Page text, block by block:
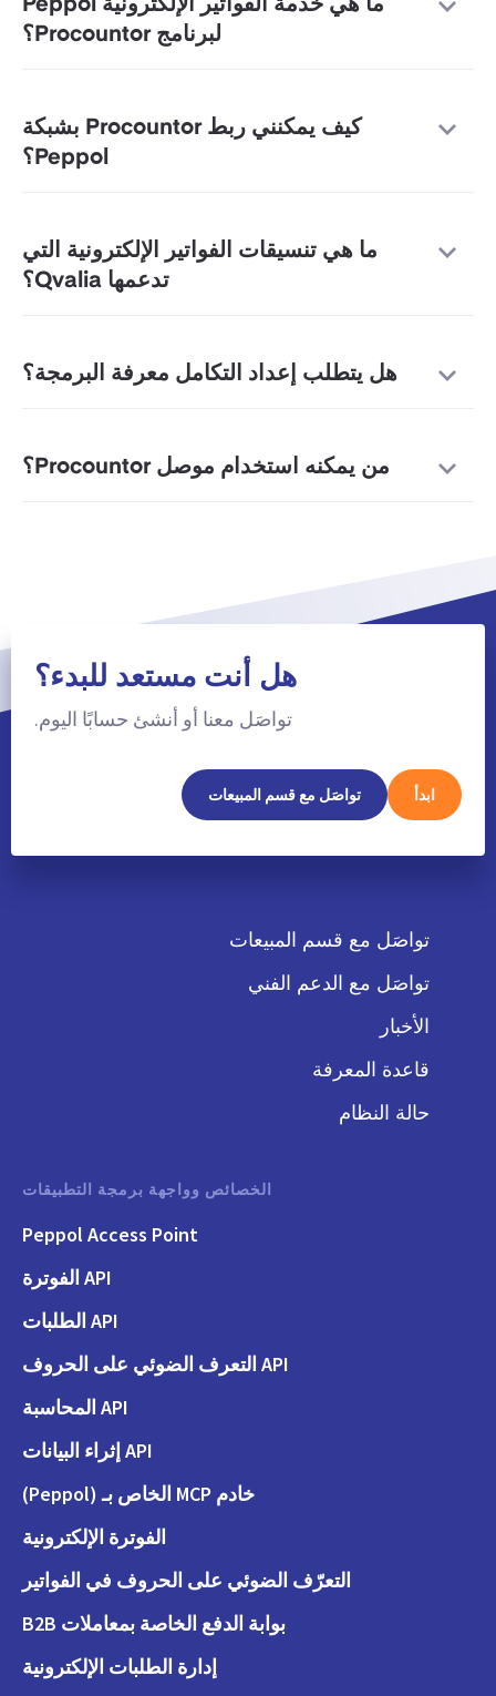
ما هي خدمة الفواتير الإلكترونية Peppol
لبرنامج Procountor؟
كيف يمكنني ربط Procountor بشبكة
Peppol؟
ما هي تنسيقات الفواتير الإلكترونية التي
تدعمها Qvalia؟
هل يتطلب إعداد التكامل معرفة البرمجة؟
من يمكنه استخدام موصل Procountor؟
هل أنت مستعد للبدء؟
تواصَل معنا أو أنشئ حسابًا اليوم.
ابدأ تواصَل مع قسم المبيعات
تواصَل مع قسم المبيعات
تواصَل مع الدعم الفني
الأخبار
قاعدة المعرفة
حالة النظام
الخصائص وواجهة برمجة التطبيقات
Peppol Access Point
API الفوترة
API الطلبات
API التعرف الضوئي على الحروف
API المحاسبة
API إثراء البيانات
خادم MCP الخاص بـ (Peppol)
الفوترة الإلكترونية
التعرّف الضوئي على الحروف في الفواتير
بوابة الدفع الخاصة بمعاملات B2B
إدارة الطلبات الإلكترونية